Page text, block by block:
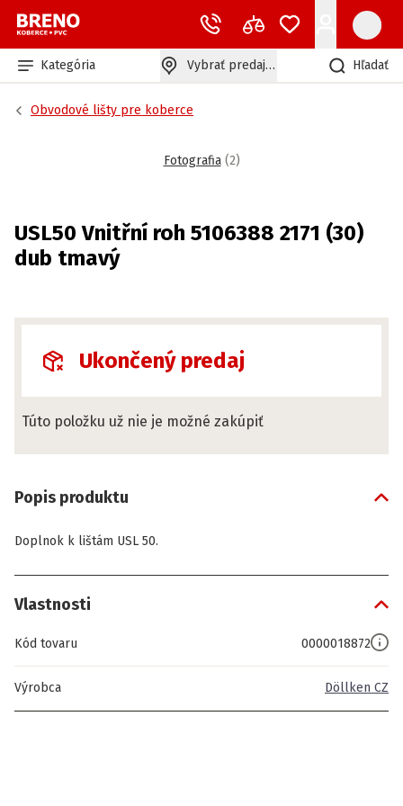
Kategória Vybrať predajňu Hľadať
Obvodové lišty pre koberce
Fotografia (2)
USL50 Vnitřní roh 5106388 2171 (30)
dub tmavý
Ukončený predaj
Túto položku už nie je možné zakúpiť
Popis produktu
Doplnok k lištám USL 50.
Vlastnosti
Kód tovaru 0000018872
Výrobca Döllken CZ